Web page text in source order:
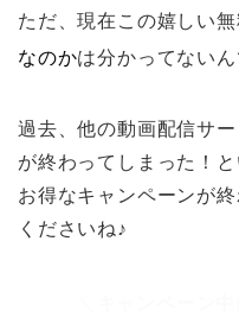
ただ、現在この嬉しい
なのかは分かってない
過去、他の動画配信サ
が終わってしまった！
お得なキャンペーンが
くださいね♪